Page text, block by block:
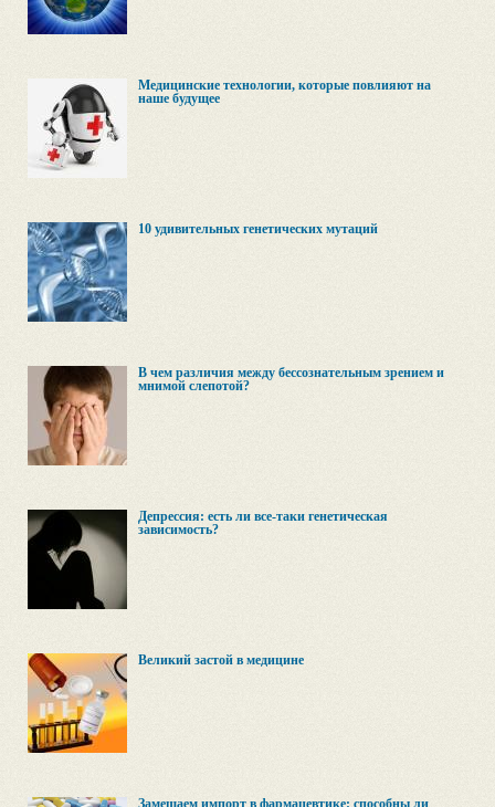
Медицинские технологии, которые повлияют на
наше будущее
10 удивительных генетических мутаций
В чем различия между бессознательным зрением и
мнимой слепотой?
Депрессия: есть ли все-таки генетическая
зависимость?
Великий застой в медицине
Замещаем импорт в фармацевтике: способны ли